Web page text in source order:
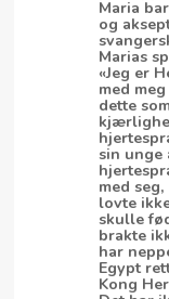
Maria
og
Marias
«Jeg er
med
dette
sin unge
med
lovte
skulle
brakte
har
Egypt
Kong